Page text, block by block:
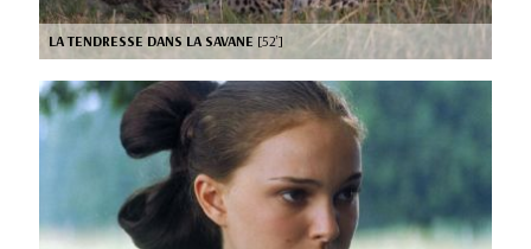
LA TENDRESSE DANS LA SAVANE [52’]